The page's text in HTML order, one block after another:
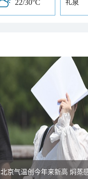
22/30°C 礼泉
北京气温创今年来新高 焖蒸